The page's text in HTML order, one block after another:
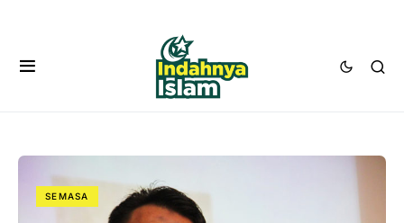
SEMASA